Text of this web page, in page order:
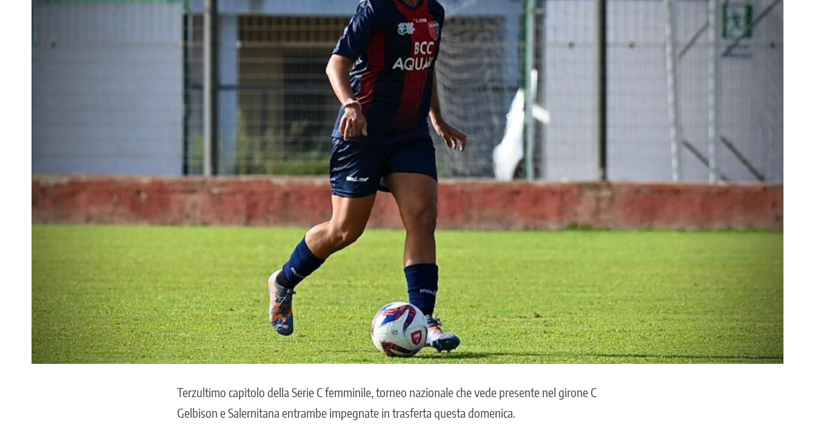
Terzultimo capitolo della Serie C femminile, torneo nazionale che vede presente nel girone C
Gelbison e Salernitana entrambe impegnate in trasferta questa domenica.